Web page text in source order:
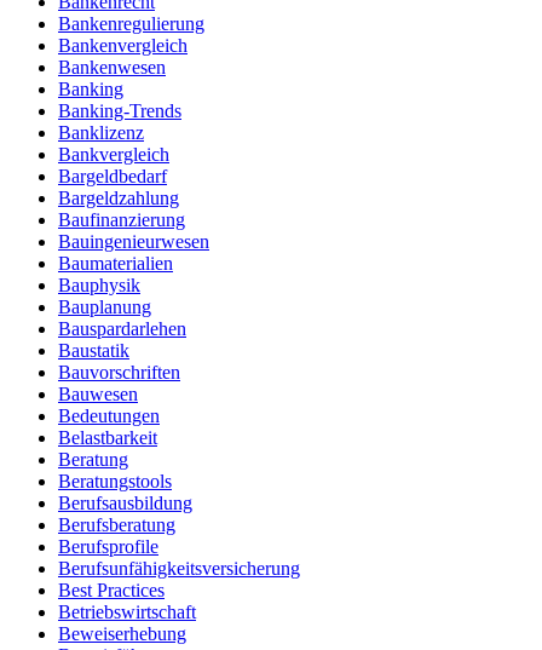
Bankenregulierung
Bankenvergleich
Bankenwesen
Banking
Banking-Trends
Banklizenz
Bankvergleich
Bargeldbedarf
Bargeldzahlung
Baufinanzierung
Bauingenieurwesen
Baumaterialien
Bauphysik
Bauplanung
Bauspardarlehen
Baustatik
Bauvorschriften
Bauwesen
Bedeutungen
Belastbarkeit
Beratung
Beratungstools
Berufsausbildung
Berufsberatung
Berufsprofile
Berufsunfähigkeitsversicherung
Best Practices
Betriebswirtschaft
Beweiserhebung